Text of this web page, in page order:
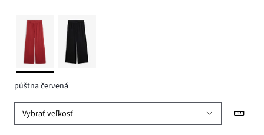
púštna červená
Vybrať veľkosť